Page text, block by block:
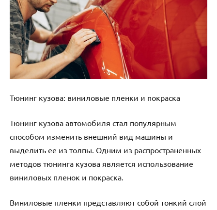
Тюнинг кузова: виниловые пленки и покраска
Тюнинг кузова автомобиля стал популярным
способом изменить внешний вид машины и
выделить ее из толпы. Одним из распространенных
методов тюнинга кузова является использование
виниловых пленок и покраска.
Виниловые пленки представляют собой тонкий слой